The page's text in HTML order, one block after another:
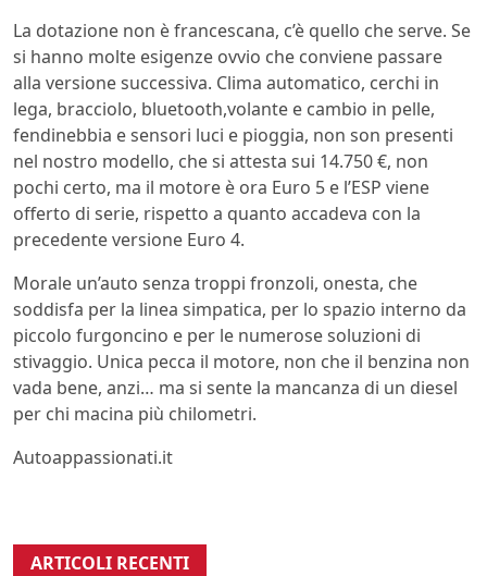
La dotazione non è francescana, c’è quello che serve. Se
si hanno molte esigenze ovvio che conviene passare
alla versione successiva. Clima automatico, cerchi in
lega, bracciolo, bluetooth,volante e cambio in pelle,
fendinebbia e sensori luci e pioggia, non son presenti
nel nostro modello, che si attesta sui 14.750 €, non
pochi certo, ma il motore è ora Euro 5 e l’ESP viene
offerto di serie, rispetto a quanto accadeva con la
precedente versione Euro 4.
Morale un’auto senza troppi fronzoli, onesta, che
soddisfa per la linea simpatica, per lo spazio interno da
piccolo furgoncino e per le numerose soluzioni di
stivaggio. Unica pecca il motore, non che il benzina non
vada bene, anzi… ma si sente la mancanza di un diesel
per chi macina più chilometri.
Autoappassionati.it
ARTICOLI RECENTI